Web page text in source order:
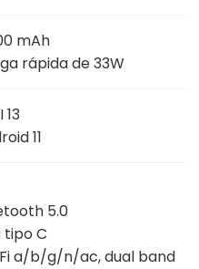
mAh
rápida de 33W
13
11
5.0
tipo C
a/b/g/n/ac, dual band